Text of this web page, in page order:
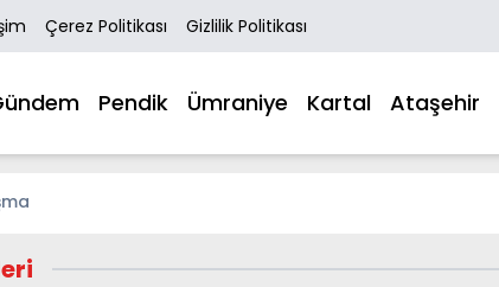
Çerez Politikası Gizlilik Politikası
Pendik Ümraniye Kartal Ataşehir